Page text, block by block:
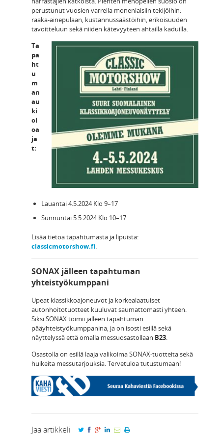
perustunut vuosien varrella monenlaisiin tekijöihin:
raaka-ainepulaan, kustannussäästöihin, erikoisuuden
tavoitteluun sekä niiden kätevyyteen ahtailla kaduilla.
Ta
pa
ht
u
m
an
au
ki
ol
oa
ja
t:
Lauantai 4.5.2024 Klo 9–17
Sunnuntai 5.5.2024 Klo 10–17
Lisää tietoa tapahtumasta ja lipuista:
classicmotorshow.fi.
SONAX jälleen tapahtuman
yhteistyökumppani
Upeat klassikkoajoneuvot ja korkealaatuiset
autonhoitotuotteet kuuluvat saumattomasti yhteen.
Siksi SONAX toimii jälleen tapahtuman
pääyhteistyökumppanina, ja on isosti esillä sekä
näyttelyssä että omalla messuosastollaan B23.
Osastolla on esillä laaja valikoima SONAX-tuotteita sekä
huikeita messutarjouksia. Tervetuloa tutustumaan!
Jaa artikkeli